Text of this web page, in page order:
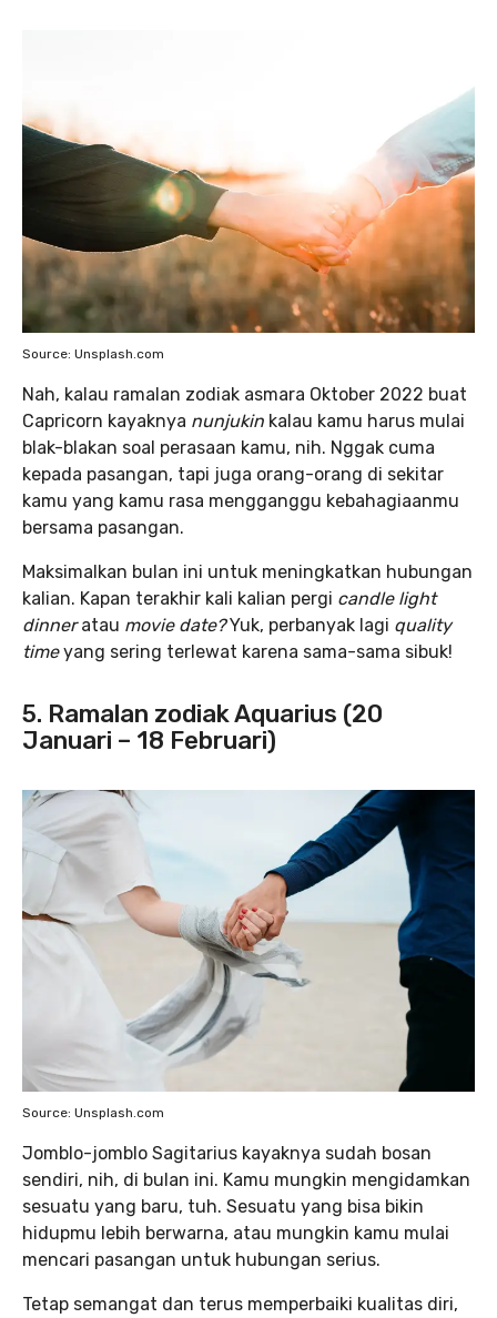
Source: Unsplash.com
Nah, kalau ramalan zodiak asmara Oktober 2022 buat
Capricorn kayaknya nunjukin kalau kamu harus mulai
blak-blakan soal perasaan kamu, nih. Nggak cuma
kepada pasangan, tapi juga orang-orang di sekitar
kamu yang kamu rasa mengganggu kebahagiaanmu
bersama pasangan.
Maksimalkan bulan ini untuk meningkatkan hubungan
kalian. Kapan terakhir kali kalian pergi candle light
dinneratau movie date?Yuk, perbanyak lagi quality
timeyang sering terlewat karena sama-sama sibuk!
5. Ramalan zodiak Aquarius (20
Januari – 18 Februari)
Source: Unsplash.com
Jomblo-jomblo Sagitarius kayaknya sudah bosan
sendiri, nih, di bulan ini. Kamu mungkin mengidamkan
sesuatu yang baru, tuh. Sesuatu yang bisa bikin
hidupmu lebih berwarna, atau mungkin kamu mulai
mencari pasangan untuk hubungan serius.
Tetap semangat dan terus memperbaiki kualitas diri,